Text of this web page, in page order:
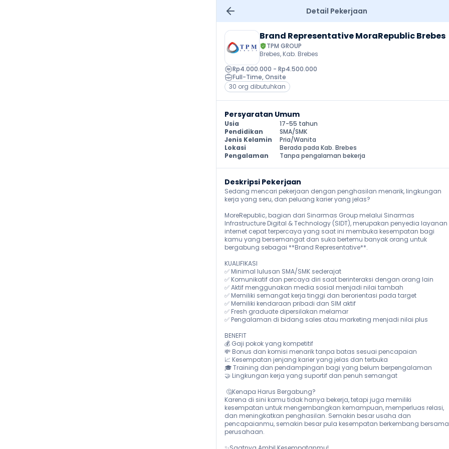
Detail Pekerjaan
Brand Representative MoraRepublic Brebes
TPM GROUP
Brebes, Kab. Brebes
Rp4.000.000 - Rp4.500.000
Full-Time, Onsite
30 org dibutuhkan
Persyaratan Umum
Usia
17-55 tahun
Pendidikan
SMA/SMK
Jenis Kelamin
Pria/Wanita
Lokasi
Berada pada Kab. Brebes
Pengalaman
Tanpa pengalaman bekerja
Deskripsi Pekerjaan
Sedang mencari pekerjaan dengan penghasilan menarik, lingkungan
kerja yang seru, dan peluang karier yang jelas?
MoreRepublic, bagian dari Sinarmas Group melalui Sinarmas
Infrastructure Digital & Technology (SIDT), merupakan penyedia layanan
internet cepat terpercaya yang saat ini membuka kesempatan bagi
kamu yang bersemangat dan suka bertemu banyak orang untuk
bergabung sebagai **Brand Representative**.
KUALIFIKASI
✅ Minimal lulusan SMA/SMK sederajat
✅ Komunikatif dan percaya diri saat berinteraksi dengan orang lain
✅ Aktif menggunakan media sosial menjadi nilai tambah
✅ Memiliki semangat kerja tinggi dan berorientasi pada target
✅ Memiliki kendaraan pribadi dan SIM aktif
✅ Fresh graduate dipersilakan melamar
✅ Pengalaman di bidang sales atau marketing menjadi nilai plus
BENEFIT
💰 Gaji pokok yang kompetitif
💸 Bonus dan komisi menarik tanpa batas sesuai pencapaian
📈 Kesempatan jenjang karier yang jelas dan terbuka
🎓 Training dan pendampingan bagi yang belum berpengalaman
🤝 Lingkungan kerja yang suportif dan penuh semangat
Karena di sini kamu tidak hanya bekerja, tetapi juga memiliki
kesempatan untuk mengembangkan kemampuan, memperluas relasi,
dan meningkatkan penghasilan. Semakin besar usaha dan
pencapaianmu, semakin besar pula kesempatan berkembang bersama
perusahaan.